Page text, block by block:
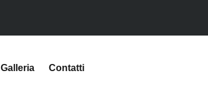
Galleria Contatti